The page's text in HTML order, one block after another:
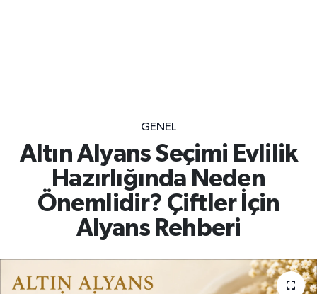
GENEL
Altın Alyans Seçimi Evlilik
Hazırlığında Neden
Önemlidir? Çiftler İçin
Alyans Rehberi